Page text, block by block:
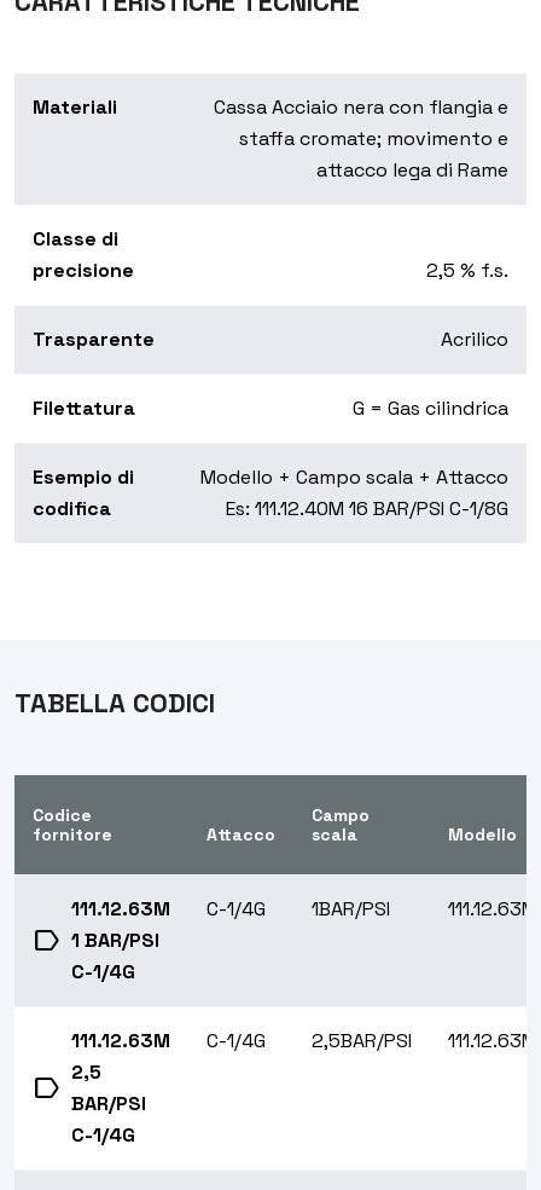
Materiali
Cassa Acciaio nera con flangia e
staffa cromate; movimento e
attacco lega di Rame
Classe di
precisione
2,5 % f.s.
Trasparente Acrilico
Filettatura G = Gas cilindrica
Esempio di
codifica
Modello + Campo scala + Attacco
Es: 111.12.40M 16 BAR/PSI C-1/8G
TABELLA CODICI
Codice
fornitore
Attacco
Campo
scala
Modello
label
111.12.63M
1 BAR/PSI
C-1/4G
C-1/4G 1BAR/PSI 111.12.63M
label
111.12.63M
2,5
BAR/PSI
C-1/4G
C-1/4G 2,5BAR/PSI 111.12.63M